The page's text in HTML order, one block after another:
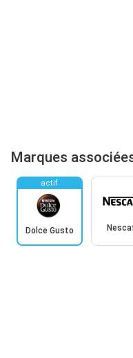
Marques
actif
Dolce Gusto